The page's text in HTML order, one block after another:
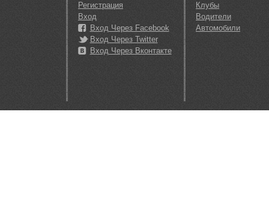
Регистрация
Вход
Вход Через Facebook
Вход Через Twitter
Вход Через Вконтакте
Клубы
Водители
Автомобили